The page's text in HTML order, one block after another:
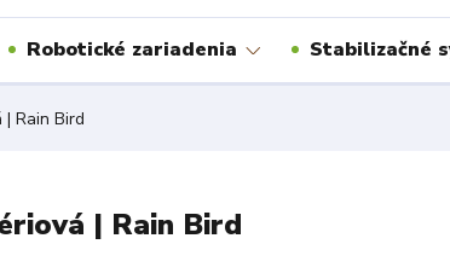
Robotické zariadenia Stabilizačné
Rain Bird
| Rain Bird